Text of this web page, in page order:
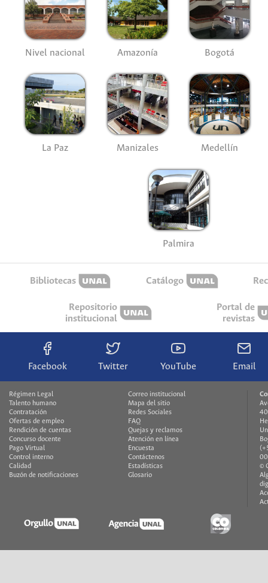
Nivel nacional Amazonía Bogotá
La Paz Manizales Medellín
Palmira
Bibliotecas Catálogo
Repositorio
institucional
Portal de
revistas
Facebook Twitter YouTube Email
Régimen Legal
Talento humano
Contratación
Ofertas de empleo
Rendición de cuentas
Concurso docente
Pago Virtual
Control interno
Calidad
Buzón de notificaciones
Correo institucional
Mapa del sitio
Redes Sociales
FAQ
Quejas y reclamos
Atención en línea
Encuesta
Contáctenos
Estadísticas
Glosario
©